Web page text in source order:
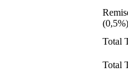
(0,5%)
Total
Total